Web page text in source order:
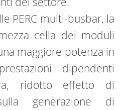
PERC multi-busbar, la
cella dei moduli
maggiore potenza in
dipendenti
ridotto effetto di
generazione di